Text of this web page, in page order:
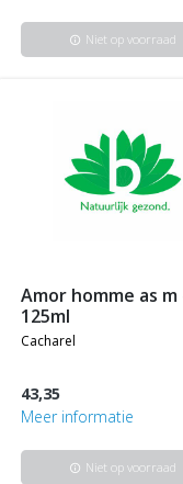
info Niet op voorraad
amor homme as m #
125ml
cacharel
43,35
Meer informatie
info Niet op voorraad